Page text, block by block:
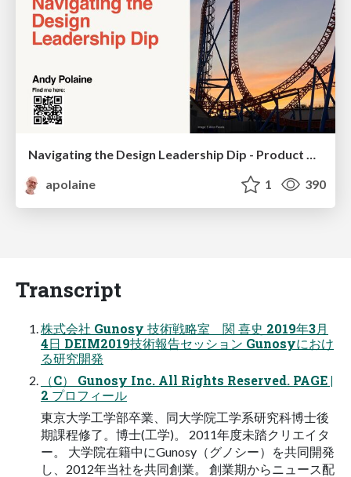
apolaine
1 390
Transcript
株式会社 Gunosy 技術戦略室 関 喜史 2019年3月
4日 DEIM2019技術報告セッション Gunosyにおけ
る研究開発
（C） Gunosy Inc. All Rights Reserved. PAGE |
2 プロフィール
東京大学工学部卒業、同大学院工学系研究科博士後
期課程修了。博士(工学)。 2011年度未踏クリエイタ
ー。 大学院在籍中にGunosy（グノシー）を共同開発
し、2012年当社を共同創業。 創業期からニュース配